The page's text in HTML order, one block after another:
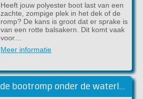
Heeft jouw polyester boot last van een
zachte, zompige plek in het dek of de
romp? De kans is groot dat er sprake is
van een rotte balsakern. Dit komt vaak
voor…
Meer informatie
Strak maken van de bootromp onder de waterlijn met epoxy plamuur